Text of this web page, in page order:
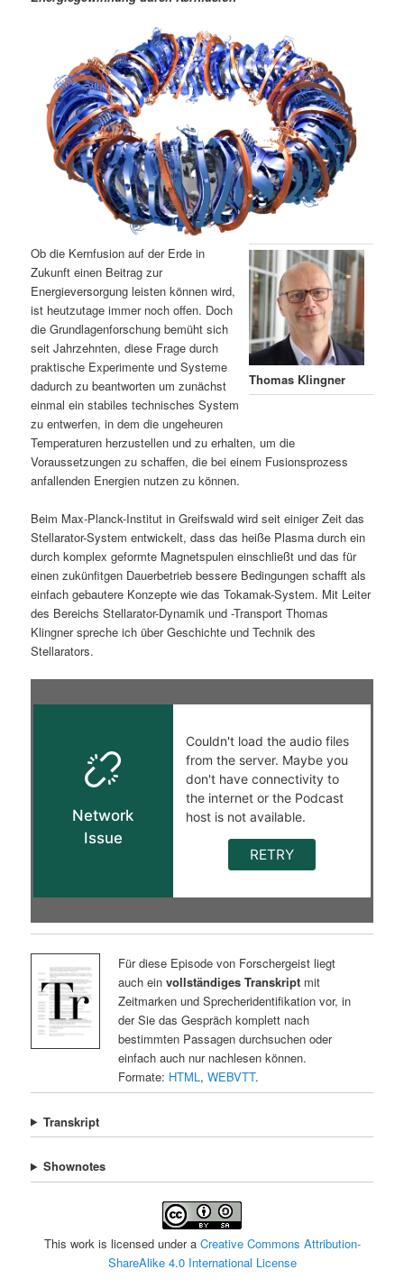
e
h
a
l
t
s
p
i
n
g
e
ä
I
n
h
a
l
t
p
r
i
n
n
Thomas Klingner
Ob die Kernfusion auf der Erde in
Zukunft einen Beitrag zur
Energieversorgung leisten können wird,
ist heutzutage immer noch offen. Doch
die Grundlagenforschung bemüht sich
seit Jahrzehnten, diese Frage durch
praktische Experimente und Systeme
dadurch zu beantworten um zunächst
einmal ein stabiles technisches System
zu entwerfen, in dem die ungeheuren
Temperaturen herzustellen und zu erhalten, um die
Voraussetzungen zu schaffen, die bei einem Fusionsprozess
anfallenden Energien nutzen zu können.
Beim Max-Planck-Institut in Greifswald wird seit einiger Zeit das
Stellarator-System entwickelt, dass das heiße Plasma durch ein
durch komplex geformte Magnetspulen einschließt und das für
einen zukünfitgen Dauerbetrieb bessere Bedingungen schafft als
einfach gebautere Konzepte wie das Tokamak-System. Mit Leiter
des Bereichs Stellarator-Dynamik und -Transport Thomas
Klingner spreche ich über Geschichte und Technik des
Stellarators.
Für diese Episode von Forschergeist liegt
auch ein vollständiges Transkriptmit
Zeitmarken und Sprecheridentifikation vor, in
der Sie das Gespräch komplett nach
bestimmten Passagen durchsuchen oder
einfach auch nur nachlesen können.
Formate: HTML, WEBVTT.
Transkript
Shownotes
This work is licensed under a Creative Commons Attribution-
ShareAlike 4.0 International License